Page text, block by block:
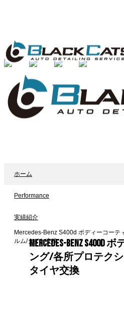
ホーム
Performance
実績紹介
Mercedes-Benz S400d ボディーコーテ
ルム/タイヤ交換
Mercedes-Benz S400d
ング/各所プロテク
タイヤ交換